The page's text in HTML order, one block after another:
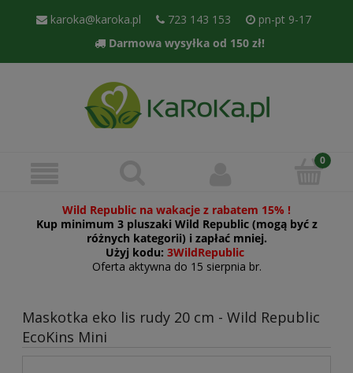
karoka@karoka.pl 723 143 153
pn-pt 9-17
Darmowa wysyłka od 150 zł!
Wild Republic na wakacje z rabatem 15% !
Kup minimum 3 pluszaki Wild Republic (mogą być z
różnych kategorii) i zapłać mniej.
Użyj kodu: 3WildRepublic
Oferta aktywna do 15 sierpnia br.
Maskotka eko lis rudy 20 cm - Wild Republic
EcoKins Mini